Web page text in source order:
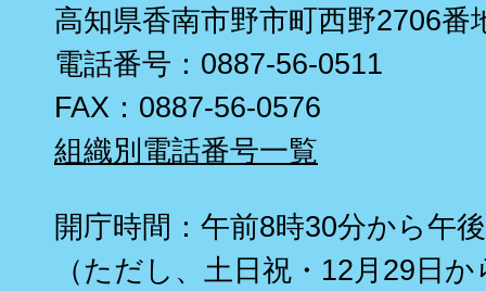
高知県香南市野市町西野2706番
電話番号：0887-56-0511
FAX：0887-56-0576
組織別電話番号一覧
開庁時間：午前8時30分から午
（ただし、土日祝・12月29日